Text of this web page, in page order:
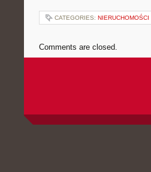
CATEGORIES: NIERUCHOMOŚCI
Comments are closed.